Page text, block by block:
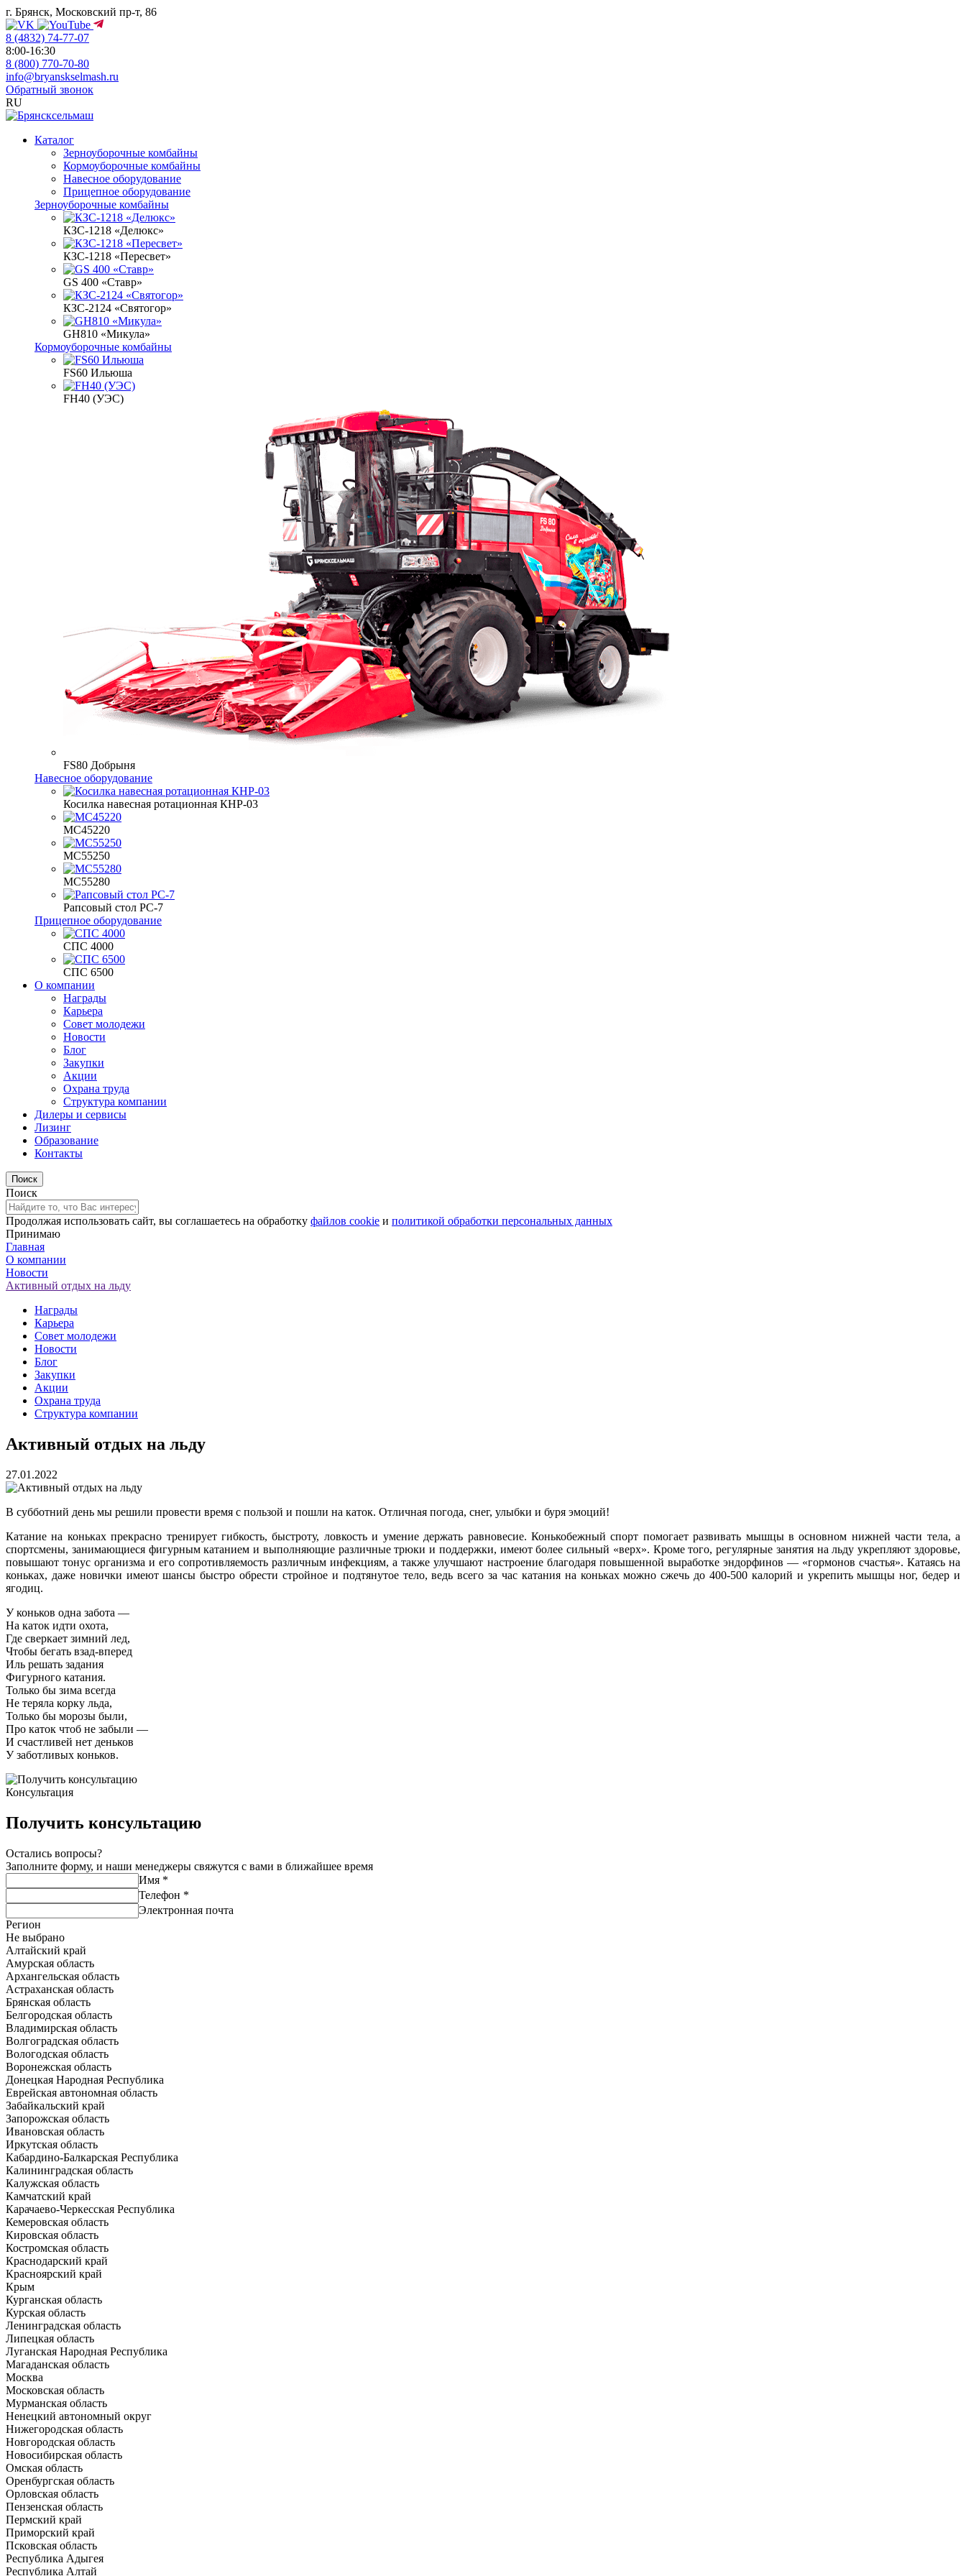
г. Брянск, Московский пр-т, 86
8 (4832) 74-77-07
8:00-16:30
8 (800) 770-70-80
info@bryanskselmash.ru
Обратный звонок
RU
Каталог
Зерноуборочные комбайны
Кормоуборочные комбайны
Навесное оборудование
Прицепное оборудование
Зерноуборочные комбайны
КЗС-1218 «Делюкс»
КЗС-1218 «Пересвет»
GS 400 «Ставр»
КЗС-2124 «Святогор»
GH810 «Микула»
Кормоуборочные комбайны
FS60 Ильюша
FH40 (УЭС)
FS80 Добрыня
Навесное оборудование
Косилка навесная ротационная КНР-03
МС45220
МС55250
МС55280
Рапсовый стол РС-7
Прицепное оборудование
СПС 4000
СПС 6500
О компании
Награды
Карьера
Совет молодежи
Новости
Блог
Закупки
Акции
Охрана труда
Структура компании
Дилеры и сервисы
Лизинг
Образование
Контакты
Поиск
Продолжая использовать сайт, вы соглашаетесь на обработку файлов cookie и политикой обработки персональных данных
Принимаю
Главная
О компании
Новости
Активный отдых на льду
Награды
Карьера
Совет молодежи
Новости
Блог
Закупки
Акции
Охрана труда
Структура компании
Активный отдых на льду
27.01.2022
В субботний день мы решили провести время с пользой и пошли на каток. Отличная погода, снег, улыбки и буря эмоций!
Катание на коньках прекрасно тренирует гибкость, быстроту, ловкость и умение держать равновесие. Конькобежный спорт помогает развивать мышцы в основном нижней части тела, а
спортсмены, занимающиеся фигурным катанием и выполняющие различные трюки и поддержки, имеют более сильный «верх». Кроме того, регулярные занятия на льду укрепляют здоровье,
повышают тонус организма и его сопротивляемость различным инфекциям, а также улучшают настроение благодаря повышенной выработке эндорфинов — «гормонов счастья». Катаясь на
коньках, даже новички имеют шансы быстро обрести стройное и подтянутое тело, ведь всего за час катания на коньках можно сжечь до 400-500 калорий и укрепить мышцы ног, бедер и
ягодиц.
У коньков одна забота —
На каток идти охота,
Где сверкает зимний лед,
Чтобы бегать взад-вперед
Иль решать задания
Фигурного катания.
Только бы зима всегда
Не теряла корку льда,
Только бы морозы были,
Про каток чтоб не забыли —
И счастливей нет деньков
У заботливых коньков.
Консультация
Получить консультацию
Остались вопросы?
Заполните форму, и наши менеджеры свяжутся с вами в ближайшее время
Имя *
Телефон *
Электронная почта
Регион
Не выбрано
Алтайский край
Амурская область
Архангельская область
Астраханская область
Брянская область
Белгородская область
Владимирская область
Волгоградская область
Вологодская область
Воронежская область
Донецкая Народная Республика
Еврейская автономная область
Забайкальский край
Запорожская область
Ивановская область
Иркутская область
Кабардино-Балкарская Республика
Калининградская область
Калужская область
Камчатский край
Карачаево-Черкесская Республика
Кемеровская область
Кировская область
Костромская область
Краснодарский край
Красноярский край
Крым
Курганская область
Курская область
Ленинградская область
Липецкая область
Луганская Народная Республика
Магаданская область
Москва
Московская область
Мурманская область
Ненецкий автономный округ
Нижегородская область
Новгородская область
Новосибирская область
Омская область
Оренбургская область
Орловская область
Пензенская область
Пермский край
Приморский край
Псковская область
Республика Адыгея
Республика Алтай